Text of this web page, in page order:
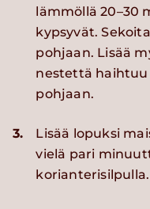
lämmöllä 20–30
kypsyvät.
pohjaan. Lisää
nestettä haihtuu
pohjaan.
3.
Lisää lopuksi
vielä pari
korianterisilpulla.